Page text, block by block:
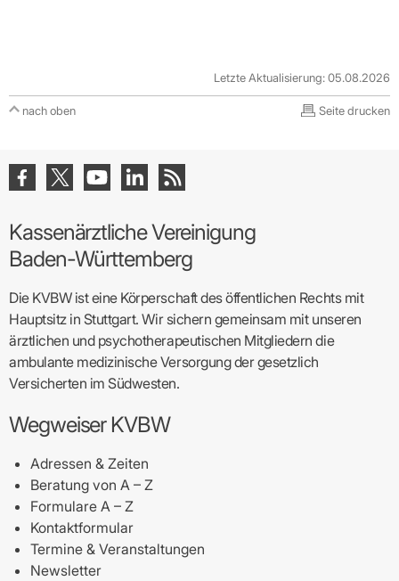
Letzte Aktualisierung: 05.08.2026
nach oben Seite drucken
Kassenärztliche Vereinigung
Baden-Württemberg
Die KVBW ist eine Körperschaft des öffentlichen Rechts mit
Hauptsitz in Stuttgart. Wir sichern gemeinsam mit unseren
ärztlichen und psychotherapeutischen Mitgliedern die
ambulante medizinische Versorgung der gesetzlich
Versicherten im Südwesten.
Wegweiser KVBW
Adressen & Zeiten
Beratung von A – Z
Formulare A – Z
Kontaktformular
Termine & Veranstaltungen
Newsletter